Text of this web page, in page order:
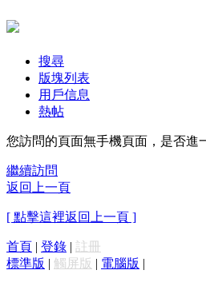
搜尋
版塊列表
用戶信息
熱帖
您訪問的頁面無手機頁面，是否進
繼續訪問
返回上一頁
[ 點擊這裡返回上一頁 ]
首頁 | 登錄 | 註冊
標準版 | 觸屏版 | 電腦版 |